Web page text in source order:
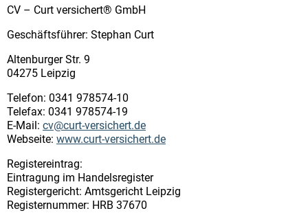
CV – Curt versichert® GmbH
Geschäftsführer: Stephan Curt
Altenburger Str. 9
04275 Leipzig
Telefon: 0341 978574-10
Telefax: 0341 978574-19
E-Mail: cv@curt-versichert.de
Webseite: www.curt-versichert.de
Registereintrag:
Eintragung im Handelsregister
Registergericht: Amtsgericht Leipzig
Registernummer: HRB 37670